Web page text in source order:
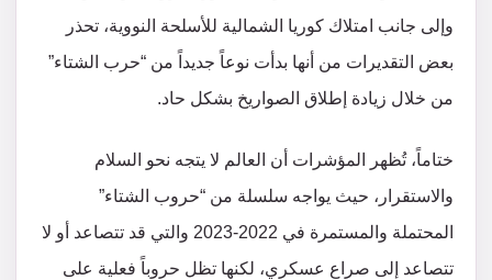
وإلى جانب امتلاك كوريا الشمالية للأسلحة النووية، تحذر
بعض التقديرات من أنها بدأت نوعاً جديداً من “حرب الشتاء”
من خلال زيادة إطلاق الصواريخ بشكل حاد.
ختاماً، تُظهر المؤشرات أن العالم لا يتجه نحو السلام
والاستقرار، حيث يواجه سلسلة من “حروب الشتاء”
المحتملة والمستمرة في 2022-2023 والتي قد تتصاعد أو لا
تتصاعد إلى صراع عسكري، لكنها تظل حروباً فعلية على